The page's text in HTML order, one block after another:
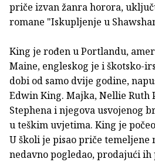
priče izvan žanra horora,
romane "Iskupljenje u
King je rođen u Portlandu,
Maine, engleskog je i škotsko-
dobi od samo dvije godine,
Edwin King. Majka, Nellie Ruth
Stephena i njegova usvojenog
u teškim uvjetima. King je
U školi je pisao priče temeljene
nedavno pogledao, prodajući